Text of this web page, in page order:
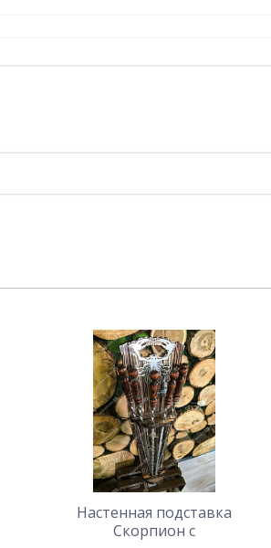
Настенная подставка
Скорпион с